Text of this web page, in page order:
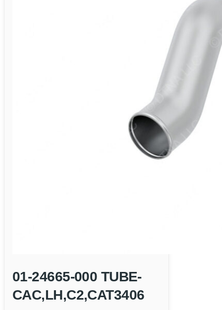
01-24665-000 TUBE-
CAC,LH,C2,CAT3406